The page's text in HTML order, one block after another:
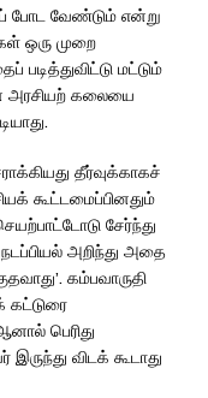
போட வேண்டும் என்று
ஒரு முறை
படித்துவிட்டு மட்டும்
அரசியற் கலையை
தீர்வுக்காகச்
கூட்டமைப்பினதும்
சேர்ந்து
அறிந்து அதை
கம்பவாருதி
பெரிது
விடக் கூடாது